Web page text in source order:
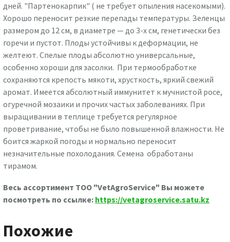
дней. "Партенокарпик" ( не требует опыления насекомыми).
Хорошо переносит резкие перепады температуры. Зеленцы
размером до 12 см, в диаметре — до 3-х см, генетически без
горечи и пустот. Плоды устойчивы к деформации, не
желтеют. Спелые плоды абсолютно универсальные,
особенно хороши для засолки. При термообработке
сохраняются крепость мякоти, хрусткость, яркий свежий
аромат. Имеется абсолютный иммунитет к мучнистой росе,
огуречной мозаики и прочих частых заболеваниях. При
выращивании в теплице требуется регулярное
проветривание, чтобы не было повышенной влажности. Не
боится жаркой погоды и нормально переносит
незначительные похолодания. Семена обработаны
тирамом.
Весь ассортимент ТОО "VetAgroService" Вы можете
посмотреть по ссылке: https://vetagroservice.satu.kz
Похожие